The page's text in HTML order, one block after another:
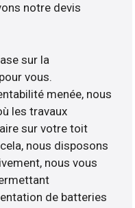
notre devis
sur la
vous.
menée, nous
les travaux
sur votre toit
nous disposons
nous vous
de batteries